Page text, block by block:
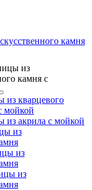
камня
из
камня с
из кварцевого
мойкой
из акрила с мойкой
из
из
из